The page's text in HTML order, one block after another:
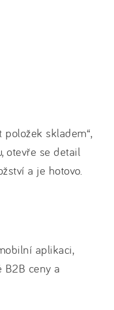
skladem“,
otevře se detail
a je hotovo.
aplikaci,
B2B ceny a